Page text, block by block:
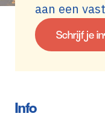
aan een
Schrijf je in
Info